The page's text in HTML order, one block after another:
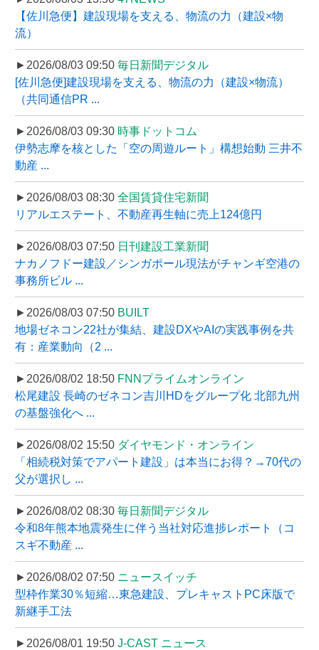
【佐川急便】建設現場を支える、物流の力（建設×物
流）
►2026/08/03 09:50 毎日新聞デジタル
[佐川急便]建設現場を支える、物流の力（建設×物流）
（共同通信PR ...
►2026/08/03 09:30 時事ドットコム
伊勢志摩を核とした「空の周遊ルート」構想始動 三井不
動産 ...
►2026/08/03 08:30 全国賃貸住宅新聞
リアルエステート、不動産再生軸に売上124億円
►2026/08/03 07:50 日刊建設工業新聞
ナカノフドー建設／シンガポール現法がチャンギ空港の
事務所ビル ...
►2026/08/03 07:50 BUILT
地場ゼネコン22社が集結、建設DXやAIの実践事例を共
有：産業動向（2 ...
►2026/08/02 18:50 FNNプライムオンライン
松尾建設 長崎のゼネコン吉川HDをグループ化 北部九州
の基盤強化へ ...
►2026/08/02 15:50 ダイヤモンド・オンライン
「相続税対策でアパート建設」は本当にお得？→70代の
父が選択し ...
►2026/08/02 08:30 毎日新聞デジタル
令和8年熊本地震発生に伴う当社対応進捗レポート（コ
スギ不動産 ...
►2026/08/02 07:50 ニュースイッチ
型枠作業30％短縮…東急建設、プレキャストPC床版で
新継手工法
►2026/08/01 19:50 J-CAST ニュース